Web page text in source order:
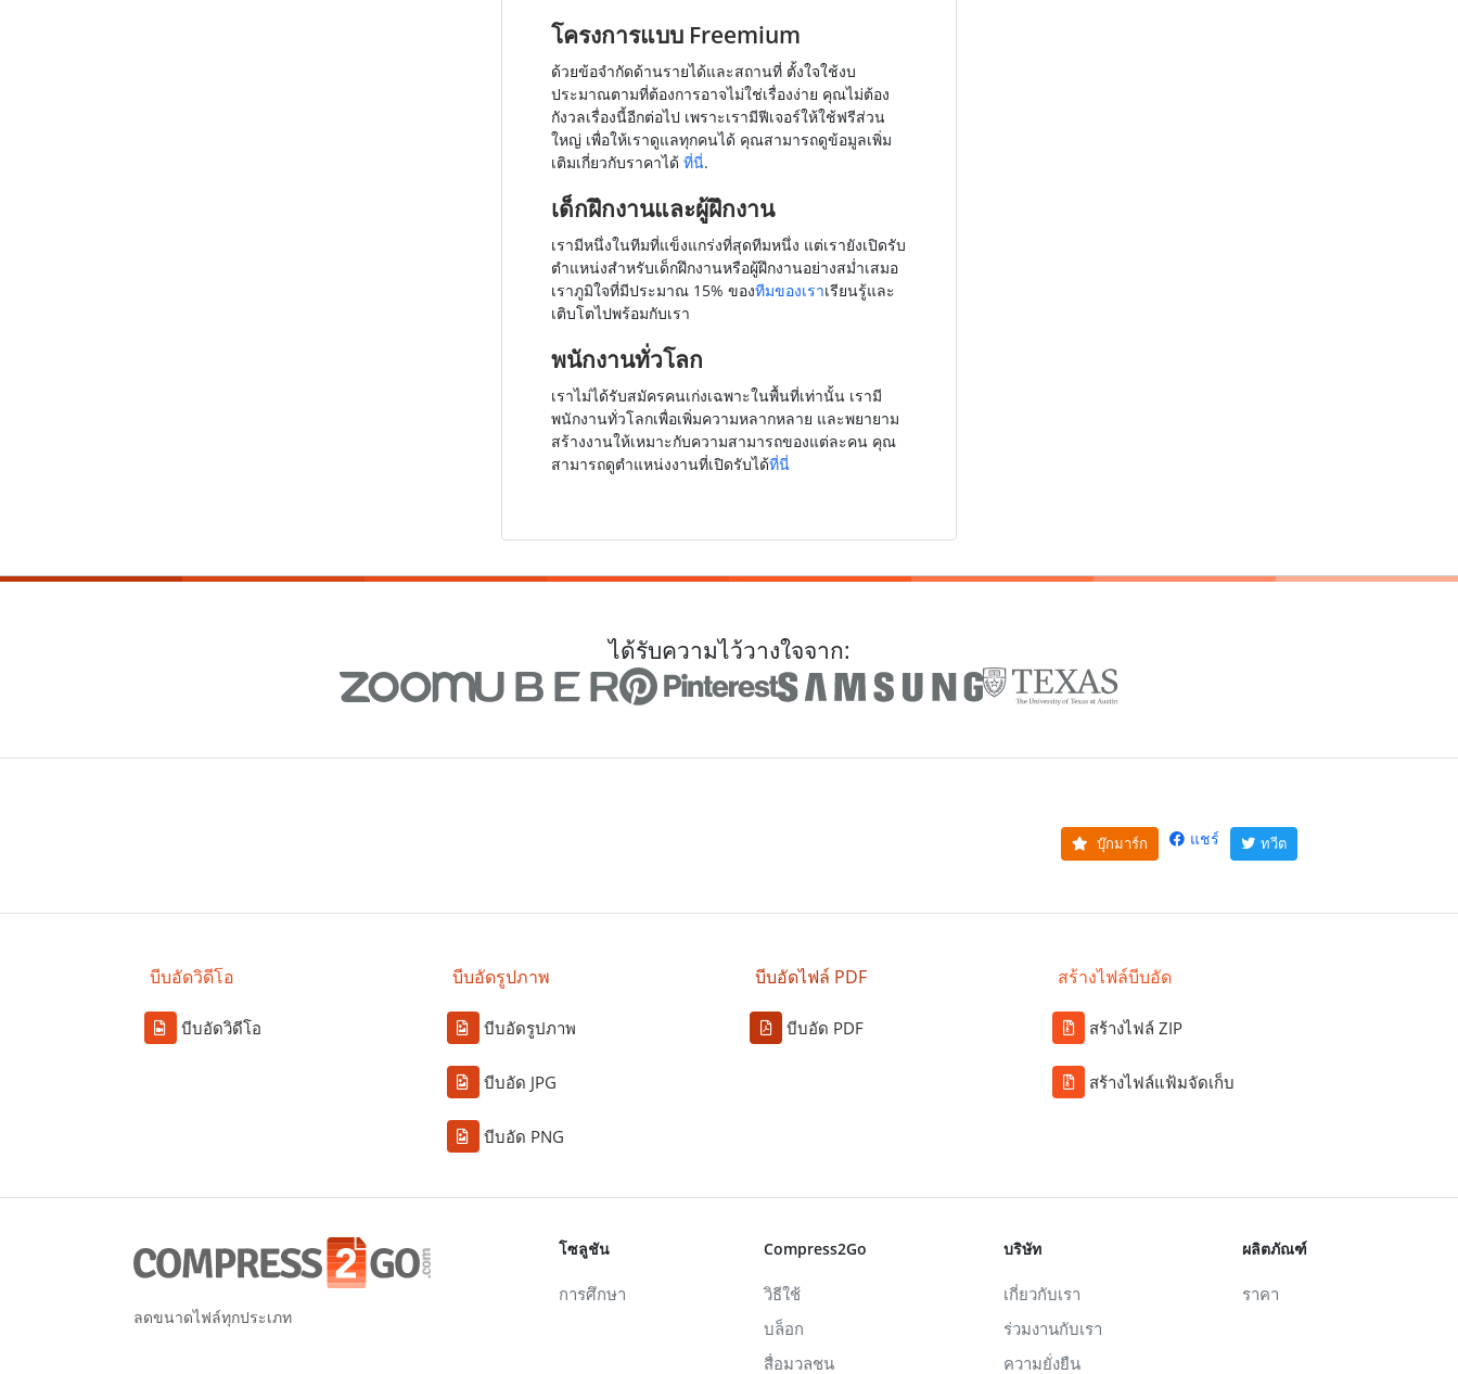
โครงการแบบ Freemium
ด้วยข้อจำกัดด้านรายได้และสถานที่ ตั้งใจใช้งบ
ประมาณตามที่ต้องการอาจไม่ใช่เรื่องง่าย คุณไม่ต้อง
กังวลเรื่องนี้อีกต่อไป เพราะเรามีฟีเจอร์ให้ใช้ฟรีส่วน
ใหญ่ เพื่อให้เราดูแลทุกคนได้ คุณสามารถดูข้อมูลเพิ่ม
เติมเกี่ยวกับราคาได้ ที่นี่.
เด็กฝึกงานและผู้ฝึกงาน
เรามีหนึ่งในทีมที่แข็งแกร่งที่สุดทีมหนึ่ง แต่เรายังเปิดรับ
ตำแหน่งสำหรับเด็กฝึกงานหรือผู้ฝึกงานอย่างสม่ำเสมอ
เราภูมิใจที่มีประมาณ 15% ของทีมของเราเรียนรู้และ
เติบโตไปพร้อมกับเรา
พนักงานทั่วโลก
เราไม่ได้รับสมัครคนเก่งเฉพาะในพื้นที่เท่านั้น เรามี
พนักงานทั่วโลกเพื่อเพิ่มความหลากหลาย และพยายาม
สร้างงานให้เหมาะกับความสามารถของแต่ละคน คุณ
สามารถดูตำแหน่งงานที่เปิดรับได้ที่นี่
ได้รับความไว้วางใจจาก:
บุ๊กมาร์ก แชร์ ทวีต
บีบอัดวิดีโอ
บีบอัดวิดีโอ
บีบอัดรูปภาพ
บีบอัดรูปภาพ
บีบอัด JPG
บีบอัด PNG
บีบอัดไฟล์ PDF
บีบอัด PDF
สร้างไฟล์บีบอัด
สร้างไฟล์ ZIP
สร้างไฟล์แฟ้มจัดเก็บ
ลดขนาดไฟล์ทุกประเภท
โซลูชัน
การศึกษา
Compress2Go
วิธีใช้
บล็อก
สื่อมวลชน
บริษัท
เกี่ยวกับเรา
ร่วมงานกับเรา
ความยั่งยืน
ผลิตภัณฑ์
ราคา